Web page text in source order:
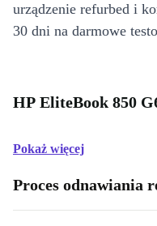
urządzenie refurbed i
30 dni na darmowe
HP EliteBook 850
Pokaż więcej
Proces odnawiania